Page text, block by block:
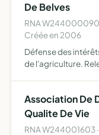
De Belves
RNA W244000090
Créée en 2006
Défense des
de l'agriculture.
Association De
Qualite De Vie
RNA W244001603